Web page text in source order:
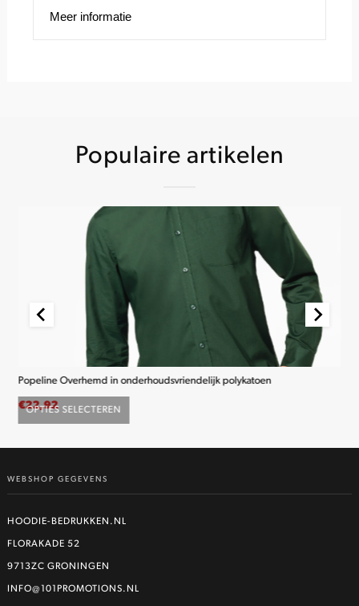
Meer informatie
Populaire artikelen
OPTIES SELECTEREN
product
meerdere
Deze
optie
gekozen
worden
Popeline Overhemd in onderhoudsvriendelijk polykatoen
€22,92
WEBSHOP GEGEVENS
HOODIE-BEDRUKKEN.NL
FLORAKADE 52
9713ZC GRONINGEN
INFO@101PROMOTIONS.NL